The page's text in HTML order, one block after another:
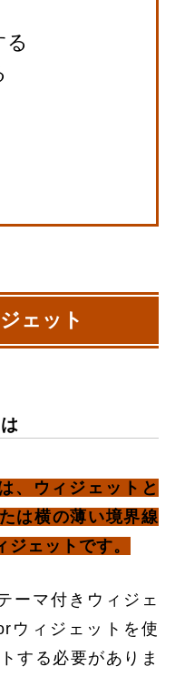
る
ェット
、ウィジェットと
は横の薄い境界線
ジェットです。
ーマ付きウィジェ
ウィジェットを使
する必要がありま